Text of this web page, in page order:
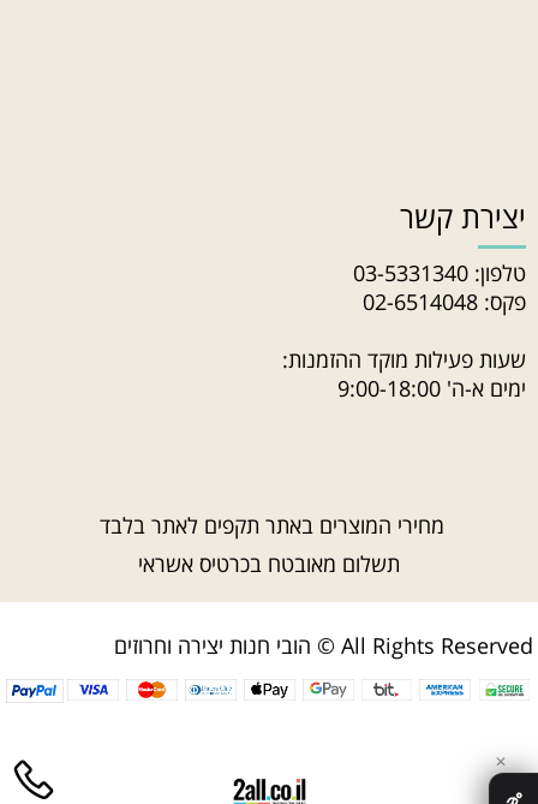
יצירת קשר
טלפון: 03-5331340
פקס: 02-6514048
שעות פעילות מוקד ההזמנות:
ימים א-ה' 9:00-18:00
מחירי המוצרים באתר תקפים לאתר בלבד
תשלום מאובטח בכרטיס אשראי
הובי חנות יצירה וחרוזים © All Rights Reserved
✕